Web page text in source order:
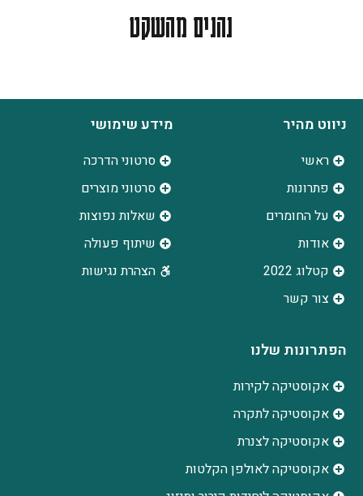
נהנים מהשקט
ניווט מהיר
ראשי
פתרונות
על החומרים
אודות
קטלוג 2022
צור קשר
מידע שימושי
סרטוני הדרכה
סרטוני מוצרים
שאלות נפוצות
שיתוף פעולה
הצהרת נגישות
הפתרונות שלנו
אקוסטיקה לקירות
אקוסטיקה לתקרה
אקוסטיקה לצנרת
אקוסטיקה לאולפן הקלטות